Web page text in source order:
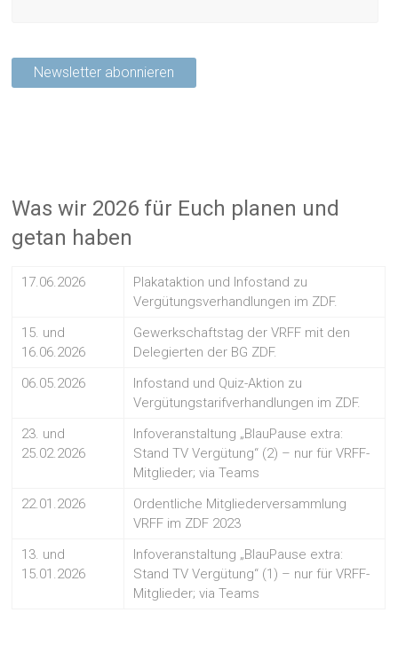
Was wir 2026 für Euch planen und
getan haben
17.06.2026
Plakataktion und Infostand zu
Vergütungsverhandlungen im ZDF.
15. und
16.06.2026
Gewerkschaftstag der VRFF mit den
Delegierten der BG ZDF.
06.05.2026
Infostand und Quiz-Aktion zu
Vergütungstarifverhandlungen im ZDF.
23. und
25.02.2026
Infoveranstaltung „BlauPause extra:
Stand TV Vergütung“ (2) – nur für VRFF-
Mitglieder; via Teams
22.01.2026
Ordentliche Mitgliederversammlung
VRFF im ZDF 2023
13. und
15.01.2026
Infoveranstaltung „BlauPause extra:
Stand TV Vergütung“ (1) – nur für VRFF-
Mitglieder; via Teams